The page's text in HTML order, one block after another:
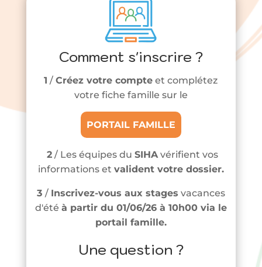
Comment s'inscrire ?
1 /Créez votre compte et complétez
votre fiche famille sur le
PORTAIL FAMILLE
2/ Les équipes du SIHAvérifient vos
informations et valident votre dossier.
3 / Inscrivez-vous aux stages vacances
d'été à partir du 01/06/26 à 10h00via le
portail famille.
Une question ?